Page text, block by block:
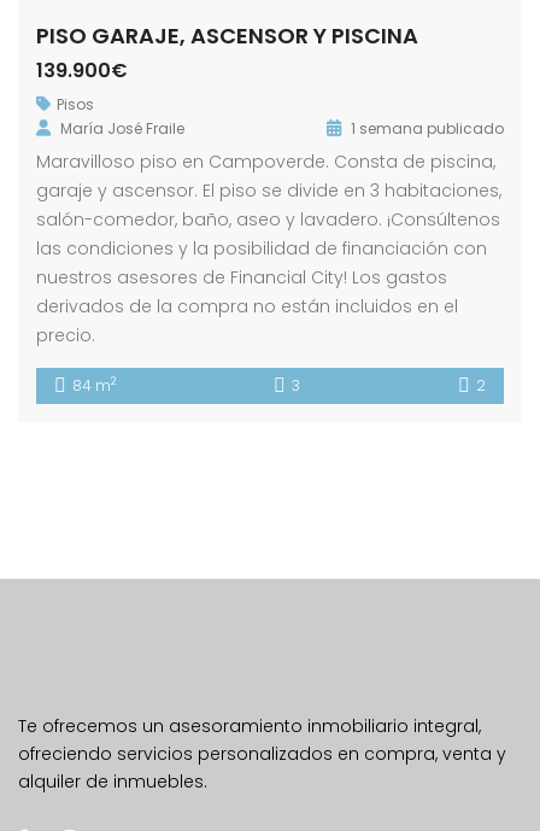
PISO GARAJE, ASCENSOR Y PISCINA
139.900€
Pisos
María José Fraile
1 semana publicado
Maravilloso piso en Campoverde. Consta de piscina,
garaje y ascensor. El piso se divide en 3 habitaciones,
salón-comedor, baño, aseo y lavadero. ¡Consúltenos
las condiciones y la posibilidad de financiación con
nuestros asesores de Financial City! Los gastos
derivados de la compra no están incluidos en el
precio.
84 m2 3 2
Te ofrecemos un asesoramiento inmobiliario integral,
ofreciendo servicios personalizados en compra, venta y
alquiler de inmuebles.